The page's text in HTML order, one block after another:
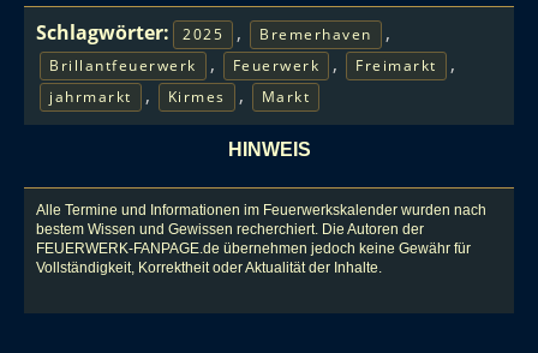
Schlagwörter: 2025 , Bremerhaven ,
Brillantfeuerwerk , Feuerwerk , Freimarkt ,
jahrmarkt , Kirmes , Markt
HINWEIS
Alle Termine und Informationen im Feuerwerkskalender wurden nach
bestem Wissen und Gewissen recherchiert. Die Autoren der
FEUERWERK-FANPAGE.de übernehmen jedoch keine Gewähr für
Vollständigkeit, Korrektheit oder Aktualität der Inhalte.